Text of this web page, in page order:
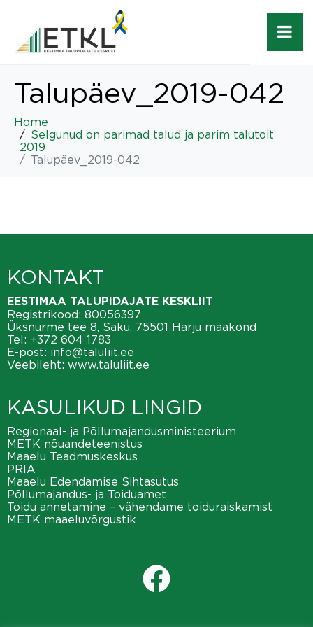
Talupäev_2019-042
Home
Selgunud on parimad talud ja parim talutoit
2019
Talupäev_2019-042
KONTAKT
EESTIMAA TALUPIDAJATE KESKLIIT
Registrikood: 80056397
Üksnurme tee 8, Saku, 75501 Harju maakond
Tel: +372 604 1783
E-post: info@taluliit.ee
Veebileht: www.taluliit.ee
KASULIKUD LINGID
Regionaal- ja Põllumajandusministeerium
METK nõuandeteenistus
Maaelu Teadmuskeskus
PRIA
Maaelu Edendamise Sihtasutus
Põllumajandus- ja Toiduamet
Toidu annetamine – vähendame toiduraiskamist
METK maaeluvõrgustik